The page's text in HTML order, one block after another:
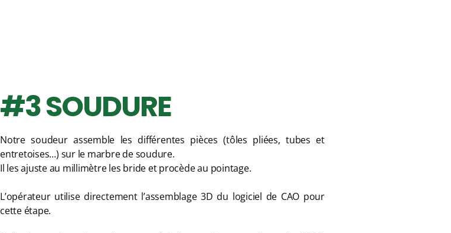
#3 SOUDURE
Notre soudeur assemble les différentes pièces (tôles pliées, tubes et
entretoises…) sur le marbre de soudure.
Il les ajuste au millimètre les bride et procède au pointage.
L’opérateur utilise directement l’assemblage 3D du logiciel de CAO pour
cette étape.